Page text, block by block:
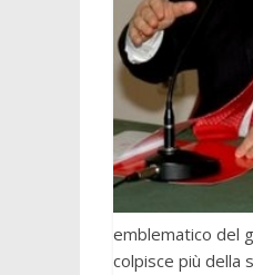
emblematico del
colpisce più della